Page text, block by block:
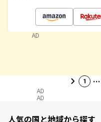
AD
1 …
AD
AD
人気の国と地域から探す